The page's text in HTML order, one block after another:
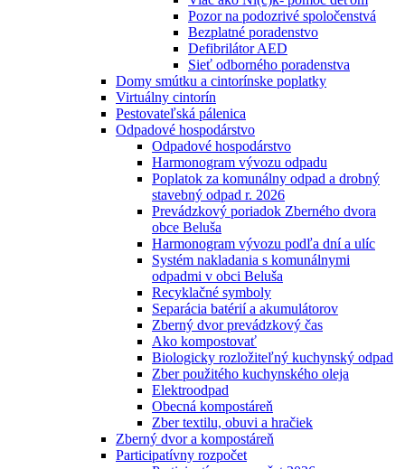
Pozor na podozrivé spoločenstvá
Bezplatné poradenstvo
Defibrilátor AED
Sieť odborného poradenstva
Domy smútku a cintorínske poplatky
Virtuálny cintorín
Pestovateľská pálenica
Odpadové hospodárstvo
Odpadové hospodárstvo
Harmonogram vývozu odpadu
Poplatok za komunálny odpad a drobný
stavebný odpad r. 2026
Prevádzkový poriadok Zberného dvora
obce Beluša
Harmonogram vývozu podľa dní a ulíc
Systém nakladania s komunálnymi
odpadmi v obci Beluša
Recyklačné symboly
Separácia batérií a akumulátorov
Zberný dvor prevádzkový čas
Ako kompostovať
Biologicky rozložiteľný kuchynský odpad
Zber použitého kuchynského oleja
Elektroodpad
Obecná kompostáreň
Zber textilu, obuvi a hračiek
Zberný dvor a kompostáreň
Participatívny rozpočet